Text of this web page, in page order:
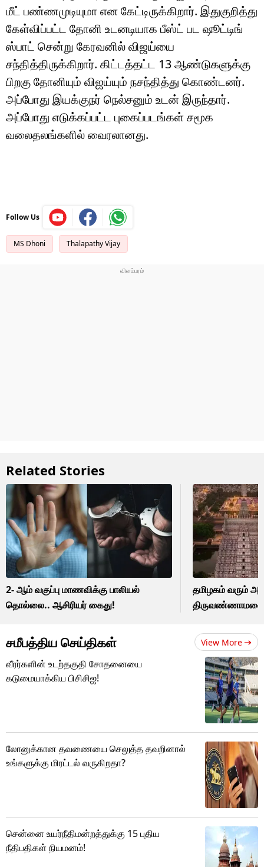
மீட் பண்ணமுடியுமா என கேட்டிருக்கிறார். இதுகுறித்து
கேள்விப்பட்ட தோனி உடனடியாக பீஸ்ட் பட ஷூட்டிங்
ஸ்பாட் சென்று கேரவனில் விஜய்யை
சந்தித்திருக்கிறார். கிட்டத்தட்ட 13 ஆண்டுகளுக்கு
பிறகு தோனியும் விஜய்யும் நசந்தித்து கொண்டனர்.
அப்போது இயக்குநர் நெல்சனும் உடன் இருந்தார்.
அப்போது எடுக்கப்பட்ட புகைப்படங்கள் சமூக
வலைதலங்களில் வைரலானது.
Follow Us
MS Dhoni Thalapathy Vijay
Related Stories
2- ஆம் வகுப்பு மாணவிக்கு பாலியல்
தொல்லை.. ஆசிரியர் கைது!
தமிழகம் வரும்
சமீபத்திய செய்திகள் View More
வீரர்களின் உடற்தகுதி சோதனையை
கடுமையாக்கிய பிசிசிஐ!
லோனுக்கான தவணையை செலுத்த தவறினால்
உங்களுக்கு மிரட்டல் வருகிறதா?
சென்னை உயர்நீதிமன்றத்துக்கு 15 புதிய
நீதிபதிகள் நியமனம்!